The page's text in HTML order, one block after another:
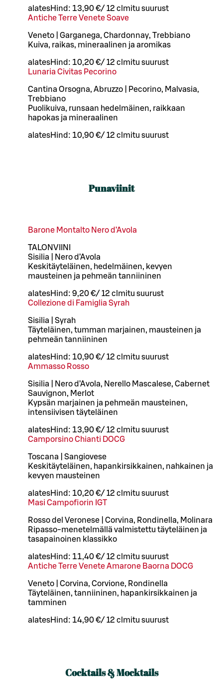
alatesHind: 13,90 €/ 12 cl mitu suurust
Antiche Terre Venete Soave
Veneto | Garganega, Chardonnay, Trebbiano
Kuiva, raikas, mineraalinen ja aromikas
alatesHind: 10,20 €/ 12 cl mitu suurust
Lunaria Civitas Pecorino
Cantina Orsogna, Abruzzo | Pecorino, Malvasia,
Trebbiano
Puolikuiva, runsaan hedelmäinen, raikkaan
hapokas ja mineraalinen
alatesHind: 10,90 €/ 12 cl mitu suurust
Punaviinit
Barone Montalto Nero d’Avola
TALONVIINI
Sisilia | Nero d’Avola
Keskitäyteläinen, hedelmäinen, kevyen
mausteinen ja pehmeän tanniininen
alatesHind: 9,20 €/ 12 cl mitu suurust
Collezione di Famiglia Syrah
Sisilia | Syrah
Täyteläinen, tumman marjainen, mausteinen ja
pehmeän tanniininen
alatesHind: 10,90 €/ 12 cl mitu suurust
Ammasso Rosso
Sisilia | Nero d’Avola, Nerello Mascalese, Cabernet
Sauvignon, Merlot
Kypsän marjainen ja pehmeän mausteinen,
intensiivisen täyteläinen
alatesHind: 13,90 €/ 12 cl mitu suurust
Camporsino Chianti DOCG
Toscana | Sangiovese
Keskitäyteläinen, hapankirsikkainen, nahkainen ja
kevyen mausteinen
alatesHind: 10,20 €/ 12 cl mitu suurust
Masi Campofiorin IGT
Rosso del Veronese | Corvina, Rondinella, Molinara
Ripasso-menetelmällä valmistettu täyteläinen ja
tasapainoinen klassikko
alatesHind: 11,40 €/ 12 cl mitu suurust
Antiche Terre Venete Amarone Baorna DOCG
Veneto | Corvina, Corvione, Rondinella
Täyteläinen, tanniininen, hapankirsikkainen ja
tamminen
alatesHind: 14,90 €/ 12 cl mitu suurust
Cocktails & Mocktails